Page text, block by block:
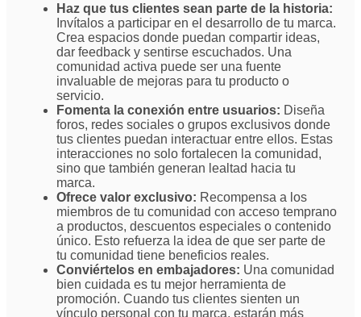
Haz que tus clientes sean parte de la historia:
Invítalos a participar en el desarrollo de tu marca.
Crea espacios donde puedan compartir ideas,
dar feedback y sentirse escuchados. Una
comunidad activa puede ser una fuente
invaluable de mejoras para tu producto o
servicio.
Fomenta la conexión entre usuarios: Diseña
foros, redes sociales o grupos exclusivos donde
tus clientes puedan interactuar entre ellos. Estas
interacciones no solo fortalecen la comunidad,
sino que también generan lealtad hacia tu
marca.
Ofrece valor exclusivo: Recompensa a los
miembros de tu comunidad con acceso temprano
a productos, descuentos especiales o contenido
único. Esto refuerza la idea de que ser parte de
tu comunidad tiene beneficios reales.
Conviértelos en embajadores: Una comunidad
bien cuidada es tu mejor herramienta de
promoción. Cuando tus clientes sienten un
vínculo personal con tu marca, estarán más